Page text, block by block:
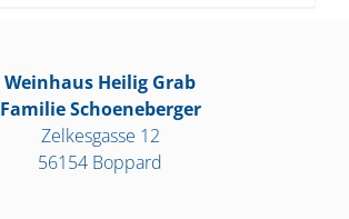
Weinhaus Heilig Grab
Familie Schoeneberger
Zelkesgasse 12
56154 Boppard